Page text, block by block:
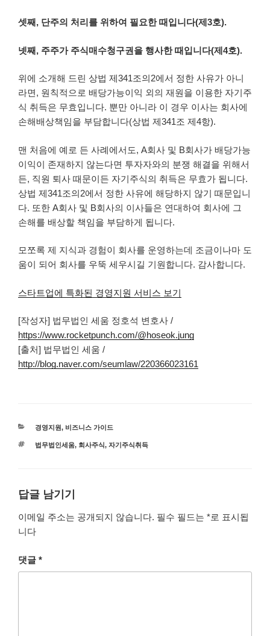
셋째, 단주의 처리를 위하여 필요한 때입니다(제3호).
넷째, 주주가 주식매수청구권을 행사한 때입니다(제4호).
위에 소개해 드린 상법 제341조의2에서 정한 사유가 아니
라면, 원칙적으로 배당가능이익 외의 재원을 이용한 자기주
식 취득은 무효입니다. 뿐만 아니라 이 경우 이사는 회사에
손해배상책임을 부담합니다(상법 제341조 제4항).
맨 처음에 예로 든 사례에서도, A회사 및 B회사가 배당가능
이익이 존재하지 않는다면 투자자와의 분쟁 해결을 위해서
든, 직원 퇴사 때문이든 자기주식의 취득은 무효가 됩니다.
상법 제341조의2에서 정한 사유에 해당하지 않기 때문입니
다. 또한 A회사 및 B회사의 이사들은 연대하여 회사에 그
손해를 배상할 책임을 부담하게 됩니다.
모쪼록 제 지식과 경험이 회사를 운영하는데 조금이나마 도
움이 되어 회사를 우뚝 세우시길 기원합니다. 감사합니다.
스타트업에 특화된 경영지원 서비스 보기
[작성자] 법무법인 세움 정호석 변호사 /
https://www.rocketpunch.com/@hoseok.jung
[출처] 법무법인 세움 /
http://blog.naver.com/seumlaw/220366023161
카
고
경영지원, 비즈니스 가이드
태
법무법인세움, 회사주식, 자기주식취득
답글 남기기
이메일 주소는 공개되지 않습니다. 필수 필드는 *로 표시됩
니다
댓글 *